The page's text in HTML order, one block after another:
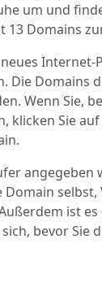
um und
13 Domains
Domains
Wenn Sie,
Sie
angegeben
ist
bevor Sie